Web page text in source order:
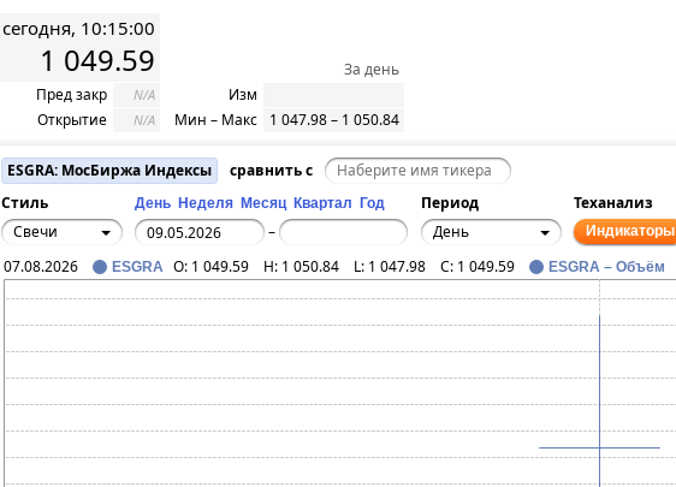
сегодня, 10:15:00
1 049.59
Пред закр N/A
Открытие N/A
За день
Изм
Мин – Макс
1 047.98 – 1 050.84
ESGRA: МосБиржа Индексы
сравнить с
Стиль
День Неделя Месяц Квартал Год Период Теханализ
Свечи
– День Индикаторы
07.08.2026 ESGRA O: 1 049.59 H: 1 050.84 L: 1 047.98 C: 1 049.59 ESGRA – Объём